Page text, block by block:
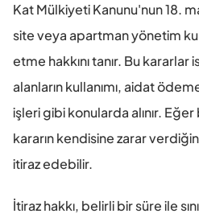
Kat Mülkiyeti Kanunu'nun 18.
site veya apartman yönetim
etme hakkını tanır. Bu
alanların kullanımı, aidat
işleri gibi konularda alınır.
kararın kendisine zarar
itiraz edebilir.
İtiraz hakkı, belirli bir süre ile